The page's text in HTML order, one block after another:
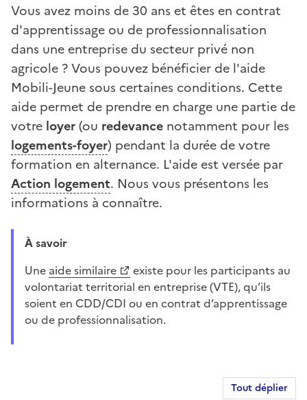
Vous avez moins de 30 ans et êtes en contrat
d'apprentissage ou de professionnalisation
dans une entreprise du secteur privé non
agricole ? Vous pouvez bénéficier de l'aide
Mobili-Jeune sous certaines conditions. Cette
aide permet de prendre en charge une partie de
votre loyer(ou redevance notamment pour les
logements-foyer) pendant la durée de votre
formation en alternance. L'aide est versée par
Action logement. Nous vous présentons les
informations à connaître.
À savoir
Une aide similaire
existe pour les participants au
volontariat territorial en entreprise (VTE), qu’ils
soient en CDD/CDI ou en contrat d’apprentissage
ou de professionnalisation.
Tout déplier